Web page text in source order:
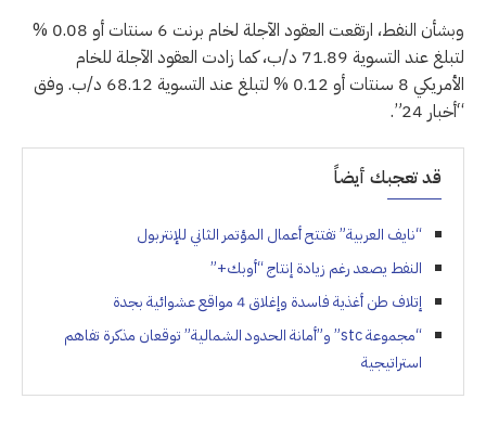
وبشأن النفط، ارتقعت العقود الآجلة لخام برنت 6 سنتات أو 0.08 %
لتبلغ عند التسوية 71.89 د/ب، كما زادت العقود الآجلة للخام
الأمريكي 8 سنتات أو 0.12 % لتبلغ عند التسوية 68.12 د/ب. وفق
“أخبار 24”.
قد تعجبك أيضاً
“نايف العربية” تفتتح أعمال المؤتمر الثاني للإنتربول
النفط يصعد رغم زيادة إنتاج “أوبك+”
إتلاف طن أغذية فاسدة وإغلاق 4 مواقع عشوائية بجدة
“مجموعة stc” و”أمانة الحدود الشمالية” توقعان مذكرة تفاهم
استراتيجية